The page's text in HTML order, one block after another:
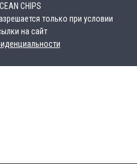
CHIPS
только при условии
на сайт